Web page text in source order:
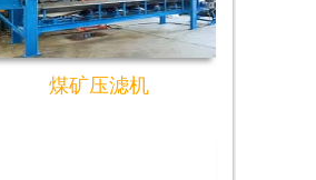
煤矿压滤机